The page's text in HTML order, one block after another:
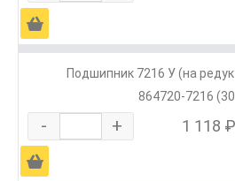
Ä
Подшипник 7216 У (на
864720-7216
- + 1 118 ₽
Ä